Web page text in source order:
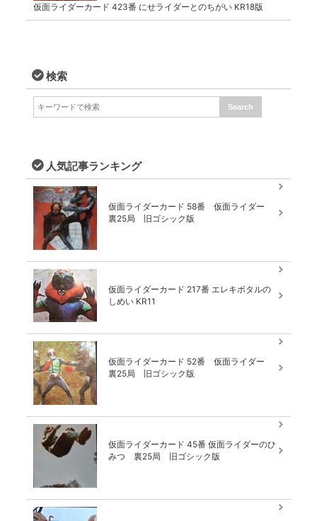
仮面ライダーカード 423番 にせライダーとのちがい KR18版
検索
人気記事ランキング
仮面ライダーカード 58番 仮面ライダー
裏25局 旧ゴシック版
仮面ライダーカード 217番 エレキボタルの
しめい KR11
仮面ライダーカード 52番 仮面ライダー
裏25局 旧ゴシック版
仮面ライダーカード 45番 仮面ライダーのひ
みつ 裏25局 旧ゴシック版